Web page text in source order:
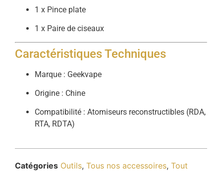
1 x Pince plate
1 x Paire de ciseaux
Caractéristiques Techniques
Marque : Geekvape
Origine : Chine
Compatibilité : Atomiseurs reconstructibles (RDA,
RTA, RDTA)
Catégories Outils, Tous nos accessoires, Tout